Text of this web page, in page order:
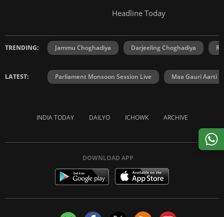
Headline Today
TRENDING: Jammu Choghadiya Darjeeling Choghadiya
LATEST: Parliament Monsoon Session Live Maa Gauri Aarti
INDIA TODAY DAILYO ICHOWK ARCHIVE
DOWNLOAD APP